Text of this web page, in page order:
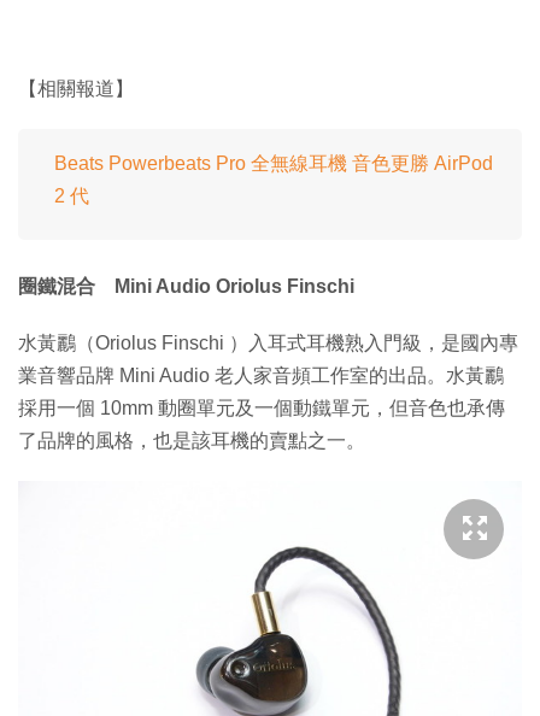
【相關報道】
Beats Powerbeats Pro 全無線耳機 音色更勝 AirPod
2 代
圈鐵混合 Mini Audio Oriolus Finschi
水黃鸝（Oriolus Finschi ）入耳式耳機熟入門級，是國內專
業音響品牌 Mini Audio 老人家音頻工作室的出品。水黃鸝
採用一個 10mm 動圈單元及一個動鐵單元，但音色也承傳
了品牌的風格，也是該耳機的賣點之一。